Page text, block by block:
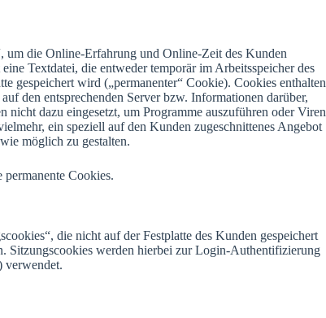
um die Online-Erfahrung und Online-Zeit des Kunden
Textdatei, die entweder temporär im Arbeitsspeicher des
gespeichert wird („permanenter“ Cookie). Cookies enthalten
den entsprechenden Server bzw. Informationen darüber,
dazu eingesetzt, um Programme auszuführen oder Viren
ein speziell auf den Kunden zugeschnittenes Angebot
möglich zu gestalten.
Cookies.
die nicht auf der Festplatte des Kunden gespeichert
Sitzungscookies werden hierbei zur Login-Authentifizierung
verwendet.